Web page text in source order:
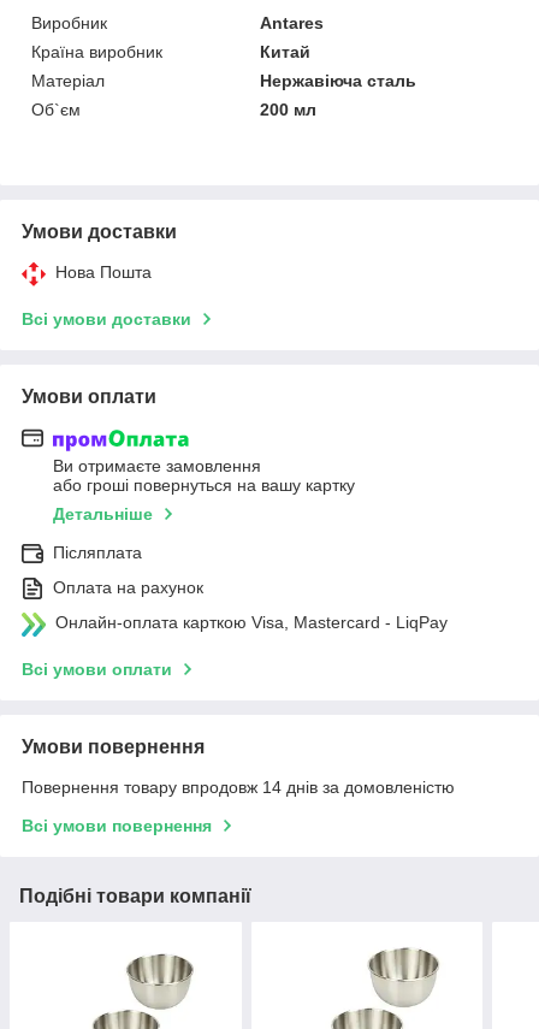
Виробник
Antares
Країна виробник
Китай
Матеріал
Нержавіюча сталь
Об`єм
200 мл
Умови доставки
Нова Пошта
Всі умови доставки
Умови оплати
Ви отримаєте замовлення
або гроші повернуться на вашу картку
Детальніше
Післяплата
Оплата на рахунок
Онлайн-оплата карткою Visa, Mastercard - LiqPay
Всі умови оплати
Умови повернення
Повернення товару впродовж 14 днів за домовленістю
Всі умови повернення
Подібні товари компанії